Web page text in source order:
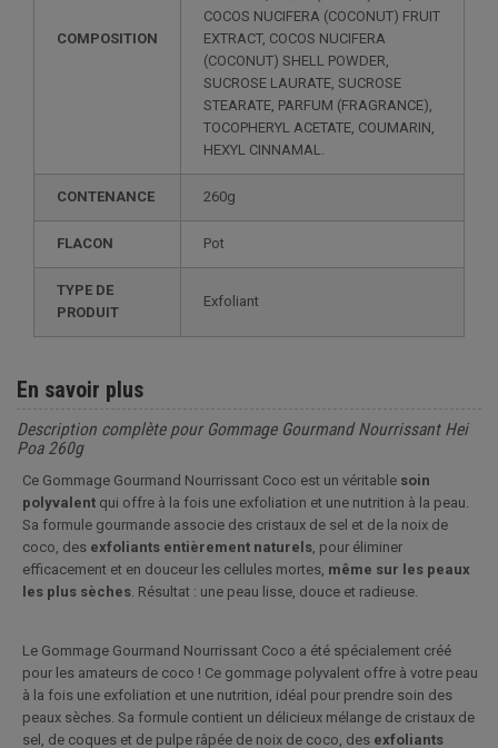
COMPOSITION
COCOS NUCIFERA (COCONUT) FRUIT
EXTRACT, COCOS NUCIFERA
(COCONUT) SHELL POWDER,
SUCROSE LAURATE, SUCROSE
STEARATE, PARFUM (FRAGRANCE),
TOCOPHERYL ACETATE, COUMARIN,
HEXYL CINNAMAL.
CONTENANCE 260g
FLACON Pot
TYPE DE
PRODUIT
Exfoliant
En savoir plus
Description complète pour Gommage Gourmand Nourrissant Hei
Poa 260g
Ce Gommage Gourmand Nourrissant Coco est un véritable soin
polyvalent qui offre à la fois une exfoliation et une nutrition à la peau.
Sa formule gourmande associe des cristaux de sel et de la noix de
coco, des exfoliants entièrement naturels , pour éliminer
efficacement et en douceur les cellules mortes, même sur les peaux
les plus sèches . Résultat : une peau lisse, douce et radieuse.
Le Gommage Gourmand Nourrissant Coco a été spécialement créé
pour les amateurs de coco ! Ce gommage polyvalent offre à votre peau
à la fois une exfoliation et une nutrition, idéal pour prendre soin des
peaux sèches. Sa formule contient un délicieux mélange de cristaux de
sel, de coques et de pulpe râpée de noix de coco, des exfoliants